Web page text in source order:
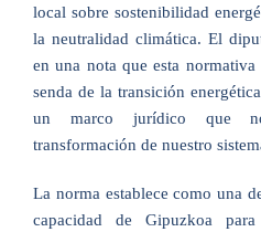
local sobre sostenibilidad
la neutralidad climática. El
en una nota que esta
senda de la transición
un marco jurídico que
transformación de nuestro
La norma establece como una
capacidad de Gipuzkoa